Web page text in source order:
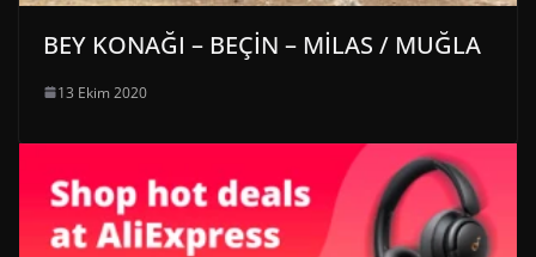
BEY KONAĞI – BEÇİN – MİLAS / MUĞLA
13 Ekim 2020